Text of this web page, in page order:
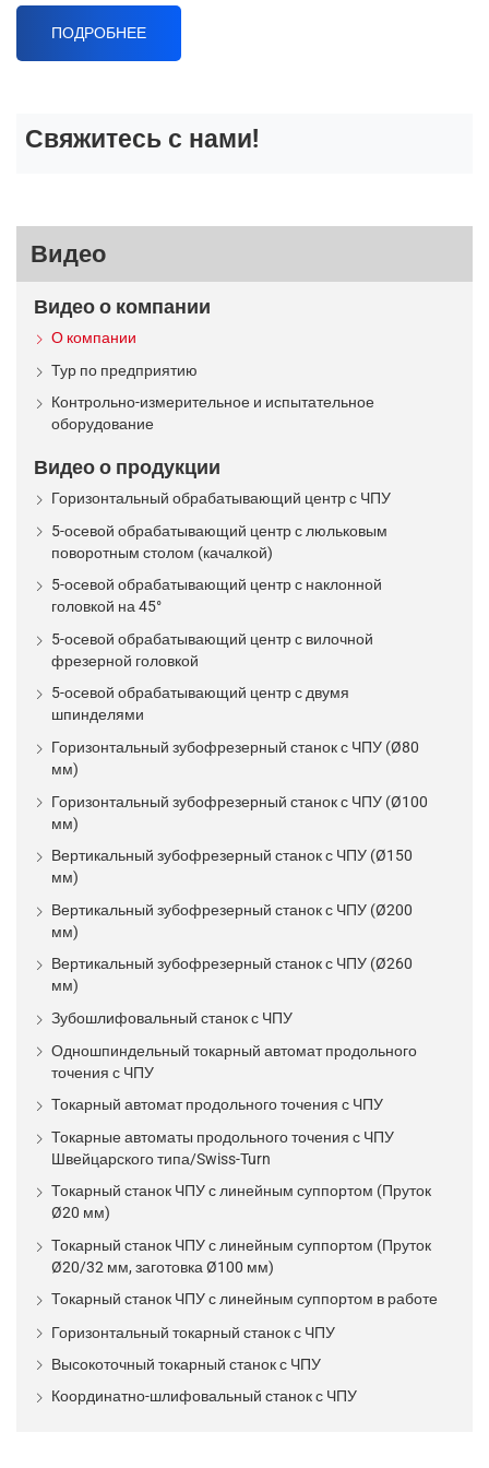
ПОДРОБНЕЕ
Свяжитесь с нами!
Видео
Видео о компании
О компании
Тур по предприятию
Контрольно-измерительное и испытательное
оборудование
Видео о продукции
Горизонтальный обрабатывающий центр с ЧПУ
5-осевой обрабатывающий центр с люльковым
поворотным столом (качалкой)
5-осевой обрабатывающий центр с наклонной
головкой на 45°
5-осевой обрабатывающий центр с вилочной
фрезерной головкой
5-осевой обрабатывающий центр с двумя
шпинделями
Горизонтальный зубофрезерный станок с ЧПУ (Ø80
мм)
Горизонтальный зубофрезерный станок с ЧПУ (Ø100
мм)
Вертикальный зубофрезерный станок с ЧПУ (Ø150
мм)
Вертикальный зубофрезерный станок с ЧПУ (Ø200
мм)
Вертикальный зубофрезерный станок с ЧПУ (Ø260
мм)
Зубошлифовальный станок с ЧПУ
Одношпиндельный токарный автомат продольного
точения с ЧПУ
Токарный автомат продольного точения с ЧПУ
Токарные автоматы продольного точения с ЧПУ
Швейцарского типа/Swiss-Turn
Токарный станок ЧПУ с линейным суппортом (Пруток
Ø20 мм)
Токарный станок ЧПУ с линейным суппортом (Пруток
Ø20/32 мм, заготовка Ø100 мм)
Токарный станок ЧПУ с линейным суппортом в работе
Горизонтальный токарный станок с ЧПУ
Высокоточный токарный станок с ЧПУ
Координатно-шлифовальный станок с ЧПУ